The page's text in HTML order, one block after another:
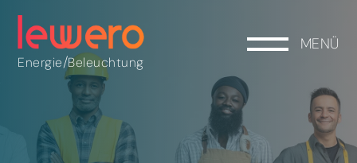
Energie/Beleuchtung
MENÜ